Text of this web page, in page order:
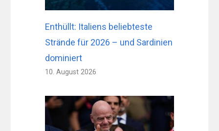
Enthüllt: Italiens beliebteste
Strände für 2026 – und Sardinien
dominiert
10. August 2026